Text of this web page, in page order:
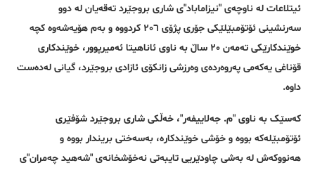
ئیتلاعات لە ناوچەی "نیزاماباد"ی شاری بروجێرد تەقەیان لە دوو
سەرنشینی ئۆتۆمبێلێکی جۆری پژۆی ٢٠٦ کردووە و بەم هۆیەشەوە کچە
خوێندکارێکی تەمەن ٢٠ ساڵ بە ناوی ئاناهیتا ئەمیرپوور، خوێندکاری
قۆناغی یەکەمی پەروەردەی وەرزشی زانکۆی ئازادی بروجێرد، گیانی لەدەست
داوە.
کەسێک بە ناوی "م. جەلاییفەر"، خەڵکی شاری بروجێرد شۆفێری
ئۆتۆمبێلەکە بووە و خۆشی خوێندکارە، بەسەختی بریندار بووە و
هەنووکەش لە بەشی چاودێریی تایبەتی نەخۆشخانەی "شەهید چەمران"ی